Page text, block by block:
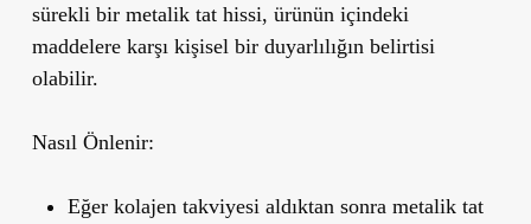
sürekli bir metalik tat hissi, ürünün içindeki
maddelere karşı kişisel bir duyarlılığın belirtisi
olabilir.
Nasıl Önlenir:
Eğer kolajen takviyesi aldıktan sonra metalik tat